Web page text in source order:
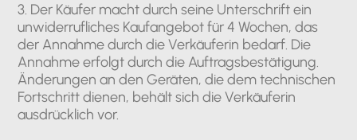
3. Der Käufer macht durch seine Unterschrift ein
unwiderrufliches Kaufangebot für 4 Wochen, das
der Annahme durch die Verkäuferin bedarf. Die
Annahme erfolgt durch die Auftragsbestätigung.
Änderungen an den Geräten, die dem technischen
Fortschritt dienen, behält sich die Verkäuferin
ausdrücklich vor.